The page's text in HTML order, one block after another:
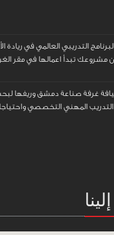
التدريبي العالمي في ريادة
مشروعك تبدأ اعمالها في مقر
غرفة صناعة دمشق وريفها لبحث
المهني التخصصي